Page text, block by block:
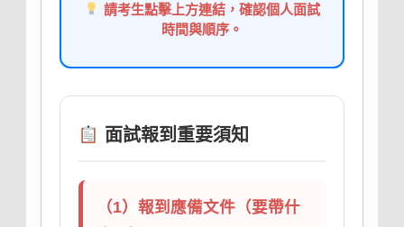
請考生點擊上方連結，確認個人面試
時間與順序。
面試報到重要須知
（1）報到應備文件（要帶什